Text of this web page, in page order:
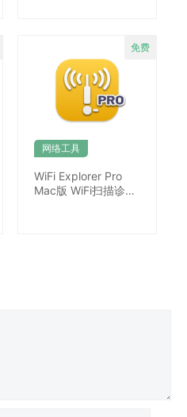
网络工具
WiFi Explorer Pro
Mac版 WiFi扫描诊断